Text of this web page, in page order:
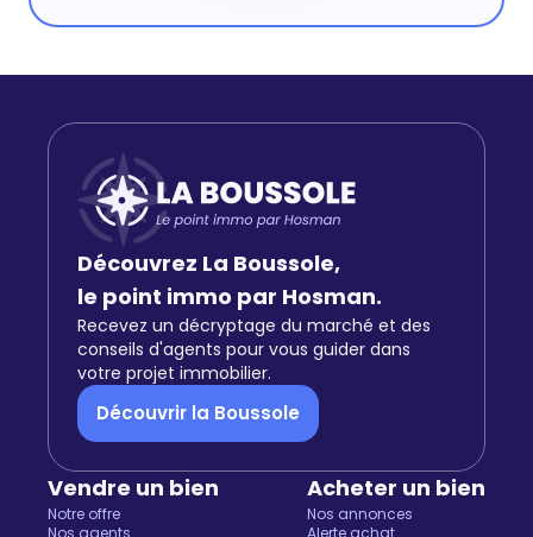
Découvrez La Boussole,
le point immo par Hosman.
Recevez un décryptage du marché et des
conseils d'agents pour vous guider dans
votre projet immobilier.
Découvrir la Boussole
Vendre un bien
Notre offre
Acheter un bien
Nos annonces